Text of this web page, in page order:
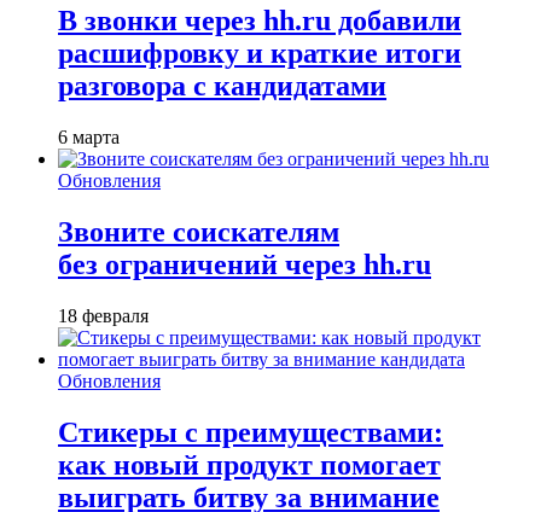
В звонки через hh.ru добавили
расшифровку и краткие итоги
разговора с кандидатами
6 марта
Обновления
Звоните соискателям
без ограничений через hh.ru
18 февраля
Обновления
Стикеры с преимуществами:
как новый продукт помогает
выиграть битву за внимание